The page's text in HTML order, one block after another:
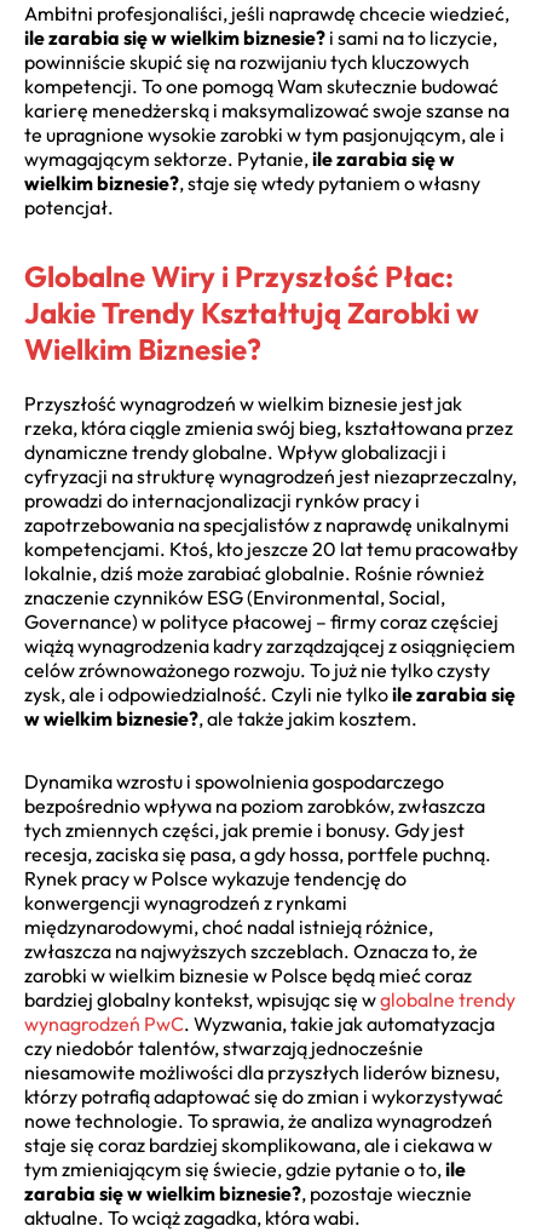
Ambitni profesjonaliści, jeśli naprawdę chcecie wiedzieć,
ile zarabia się w wielkim biznesie? i sami na to liczycie,
powinniście skupić się na rozwijaniu tych kluczowych
kompetencji. To one pomogą Wam skutecznie budować
karierę menedżerską i maksymalizować swoje szanse na
te upragnione wysokie zarobki w tym pasjonującym, ale i
wymagającym sektorze. Pytanie,ile zarabia się w
wielkim biznesie?, staje się wtedy pytaniem o własny
potencjał.
Globalne Wiry i Przyszłość Płac:
Jakie Trendy Kształtują Zarobki w
Wielkim Biznesie?
Przyszłość wynagrodzeń w wielkim biznesie jest jak
rzeka, która ciągle zmienia swój bieg, kształtowana przez
dynamiczne trendy globalne. Wpływ globalizacji i
cyfryzacji na strukturę wynagrodzeń jest niezaprzeczalny,
prowadzi do internacjonalizacji rynków pracy i
zapotrzebowania na specjalistów z naprawdę unikalnymi
kompetencjami. Ktoś, kto jeszcze 20 lat temu pracowałby
lokalnie, dziś może zarabiać globalnie. Rośnie również
znaczenie czynników ESG (Environmental, Social,
Governance) w polityce płacowej – firmy coraz częściej
wiążą wynagrodzenia kadry zarządzającej z osiągnięciem
celów zrównoważonego rozwoju. To już nie tylko czysty
zysk, ale i odpowiedzialność. Czyli nie tylkoile zarabia się
w wielkim biznesie?, ale także jakim kosztem.
Dynamika wzrostu i spowolnienia gospodarczego
bezpośrednio wpływa na poziom zarobków, zwłaszcza
tych zmiennych części, jak premie i bonusy. Gdy jest
recesja, zaciska się pasa, a gdy hossa, portfele puchną.
Rynek pracy w Polsce wykazuje tendencję do
konwergencji wynagrodzeń z rynkami
międzynarodowymi, choć nadal istnieją różnice,
zwłaszcza na najwyższych szczeblach. Oznacza to, że
zarobki w wielkim biznesie w Polsce będą mieć coraz
bardziej globalny kontekst, wpisując się wglobalne trendy
wynagrodzeń PwC. Wyzwania, takie jak automatyzacja
czy niedobór talentów, stwarzają jednocześnie
niesamowite możliwości dla przyszłych liderów biznesu,
którzy potrafią adaptować się do zmian i wykorzystywać
nowe technologie. To sprawia, że analiza wynagrodzeń
staje się coraz bardziej skomplikowana, ale i ciekawa w
tym zmieniającym się świecie, gdzie pytanie o to,ile
zarabia się w wielkim biznesie?, pozostaje wiecznie
aktualne. To wciąż zagadka, która wabi.